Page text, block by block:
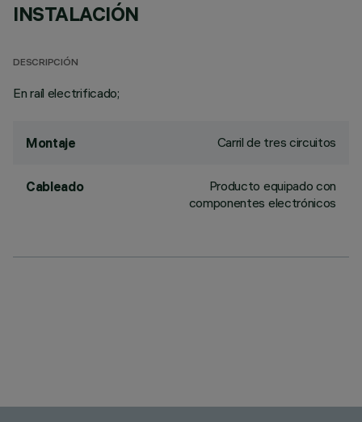
INSTALACIÓN
DESCRIPCIÓN
En raíl electrificado;
Montaje Carril de tres circuitos
Cableado
Producto equipado con
componentes electrónicos